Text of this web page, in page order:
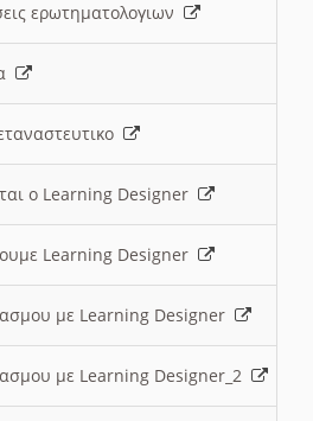
ερωτηματολογιων
ο Learning Designer
Learning Designer
με Learning Designer
με Learning Designer_2